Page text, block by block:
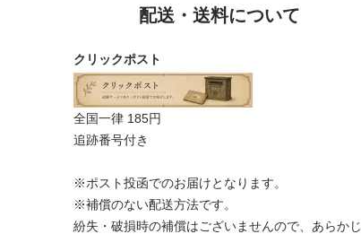
配送・送料について
クリックポスト
全国一律 185円
追跡番号付き
※ポスト投函でのお届けとなります。
※補償のない配送方法です。
紛失・破損時の補償はございませんので、あらかじ